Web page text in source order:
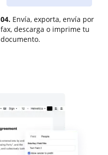
04. Envía, exporta, envía por
fax, descarga o imprime tu
documento.